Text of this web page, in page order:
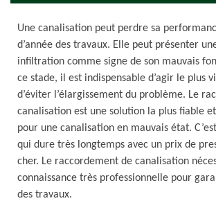
Une canalisation peut perdre sa
d’année des travaux. Elle peut présenter
infiltration comme signe de son mauvais
ce stade, il est indispensable d’agir le plus
d’éviter l’élargissement du problème. Le
canalisation est une solution la plus fiable
pour une canalisation en mauvais état.
qui dure très longtemps avec un prix de
cher. Le raccordement de canalisation
connaissance très professionnelle pour
des travaux.